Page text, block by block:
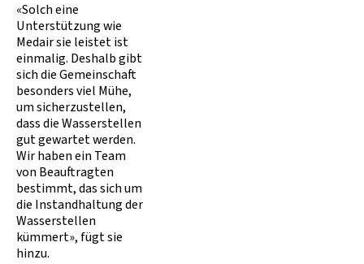
«Solch eine
Unterstützung wie
Medair sie leistet ist
einmalig. Deshalb gibt
sich die Gemeinschaft
besonders viel Mühe,
um sicherzustellen,
dass die Wasserstellen
gut gewartet werden.
Wir haben ein Team
von Beauftragten
bestimmt, das sich um
die Instandhaltung der
Wasserstellen
kümmert», fügt sie
hinzu.